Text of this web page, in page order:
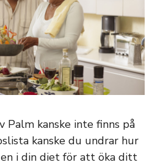
Palm kanske inte finns på
kanske du undrar hur
i din diet för att öka ditt